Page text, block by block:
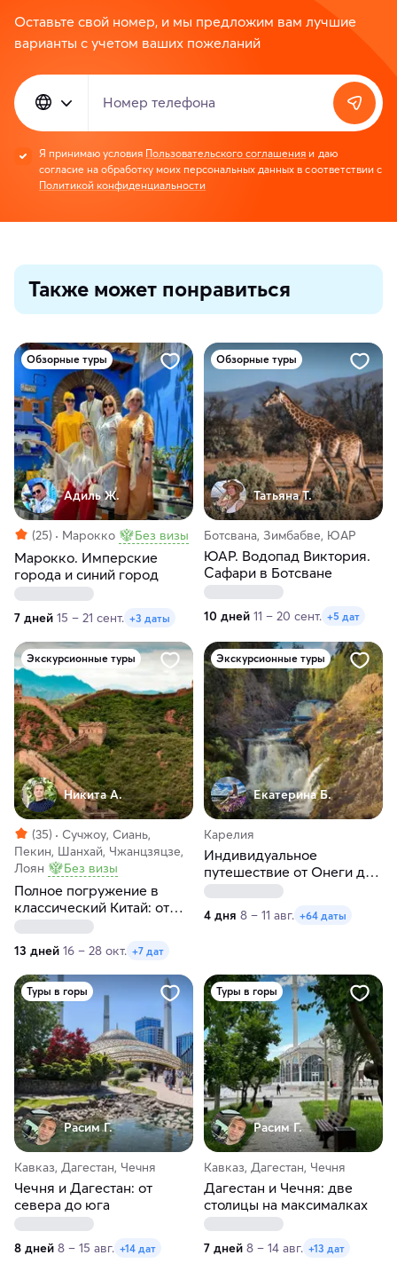
Оставьте свой номер, и мы предложим вам лучшие
варианты с учетом ваших пожеланий
Номер телефона
Я принимаю условия Пользовательского соглашения и даю
согласие на обработку моих персональных данных в соответствии с
Политикой конфиденциальности
Также может понравиться
Обзорные туры
Адиль Ж.
(25) Марокко Без визы
Марокко. Имперские
города и синий город
7 дней 15 – 21 сент. +3 даты
Обзорные туры
Татьяна Т.
Ботсвана, Зимбабве, ЮАР
ЮАР. Водопад Виктория.
Сафари в Ботсване
10 дней 11 – 20 сент. +5 дат
Экскурсионные туры
Никита А.
(35)
Сучжоу, Сиань,
Пекин, Шанхай, Чжанцзяцзе,
Лоян
Без визы
Полное погружение в
классический Китай: от
Пекина до Шанхая
13 дней 16 – 28 окт. +7 дат
Экскурсионные туры
Екатерина Б.
Карелия
Индивидуальное
путешествие от Онеги до
Ладоги в любые даты
4 дня 8 – 11 авг. +64 даты
Туры в горы
Расим Г.
Кавказ, Дагестан, Чечня
Чечня и Дагестан: от
севера до юга
8 дней 8 – 15 авг. +14 дат
Туры в горы
Расим Г.
Кавказ, Дагестан, Чечня
Дагестан и Чечня: две
столицы на максималках
7 дней 8 – 14 авг. +13 дат